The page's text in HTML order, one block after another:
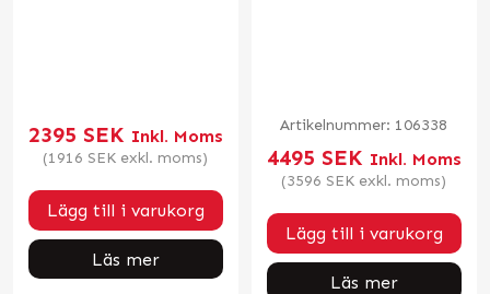
2395 SEK Inkl. Moms
(1916 SEK exkl. moms)
Lägg till i varukorg
Läs mer
Artikelnummer: 106338
4495 SEK Inkl. Moms
(3596 SEK exkl. moms)
Lägg till i varukorg
Läs mer